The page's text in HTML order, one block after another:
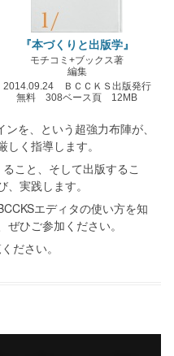
『本づくりと出版学』
モチコミ+ブックス著
編集
2014.09.24 ＢＣＣＫＳ出版発行
無料 308ベース頁 12MB
を、という超強力布陣が、
く指導します。
こと、そして出版するこ
実践します。
エディタの使い方を知
ひご参加ください。
ださい。